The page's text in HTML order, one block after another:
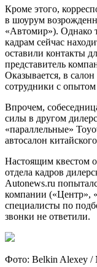
Кроме этого,
в шоурум
«Автомир»). Однако
кадрам сейчас
оставили контакты
представитель
Оказывается, в
сотрудники с опытом
Впрочем,
силы в другом
«параллельные»
автосалон
Настоящим квестом
отдела кадров
Autonews.ru
компании («Центр»,
специалисты по
звонки не ответили.
Фото: Belkin Alexey /